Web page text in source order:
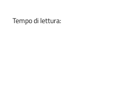
Tempo di lettura: